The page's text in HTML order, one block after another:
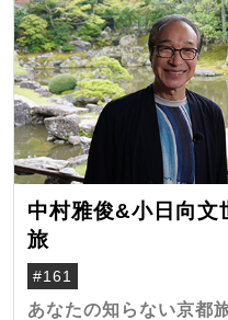
中村雅俊&小日向
旅
#161
あなたの知らない京都